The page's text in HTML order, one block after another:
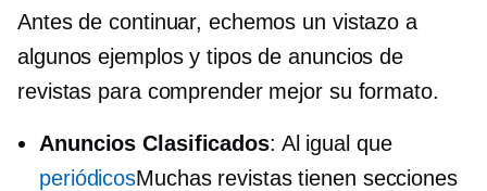
Antes de continuar, echemos un vistazo a
algunos ejemplos y tipos de anuncios de
revistas para comprender mejor su formato.
Anuncios Clasificados: Al igual que
periódicosMuchas revistas tienen secciones